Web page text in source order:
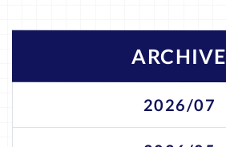
ARCHIVE
2026/07